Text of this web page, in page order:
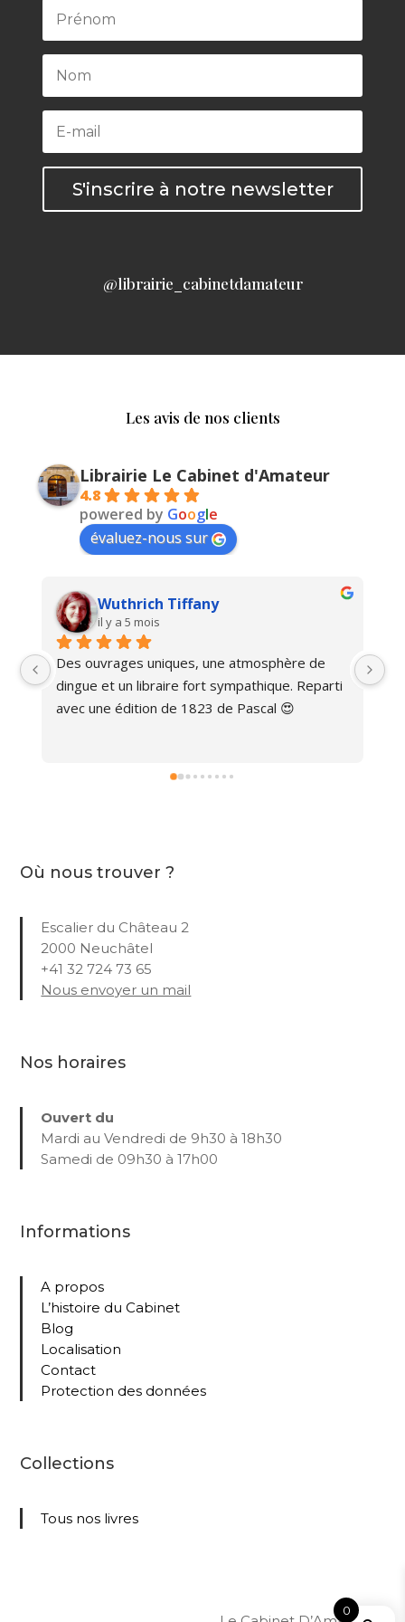
S'inscrire à notre newsletter
@librairie_cabinetdamateur
Les avis de nos clients
Librairie Le Cabinet d'Amateur
4.8
powered by Google
évaluez-nous sur
Wuthrich Tiffany
il y a 5 mois
Des ouvrages uniques, une atmosphère de
dingue et un libraire fort sympathique. Reparti
avec une édition de 1823 de Pascal 😍
Où nous trouver ?
Escalier du Château 2
2000 Neuchâtel
+41 32 724 73 65
Nous envoyer un mail
Nos horaires
Ouvert du
Mardi au Vendredi de 9h30 à 18h30
Samedi de 09h30 à 17h00
Informations
A propos
L’histoire du Cabinet
Blog
Localisation
Contact
Protection des données
Collections
Tous nos livres
0